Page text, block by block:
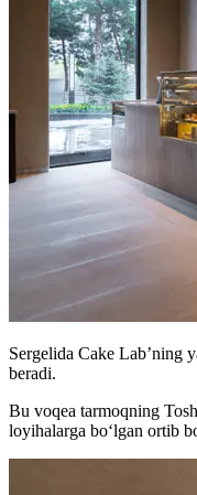
Sergelida Cake Lab’ning
beradi.
Bu voqea tarmoqning
loyihalarga bo‘lgan ortib